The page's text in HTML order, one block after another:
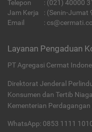
Telepon : (021) 40000
Jam Kerja
: (Senin-Jumat
Email
:
Layanan Pengaduan
PT Agregasi Cermat
Direktorat Jenderal
Konsumen dan Tertib Niaga
Kementerian Perdagangan
WhatsApp: 0853 1111